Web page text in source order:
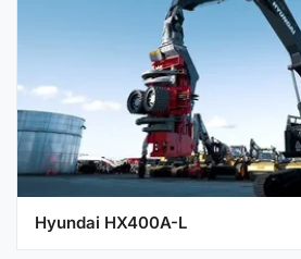
Hyundai HX400A-L